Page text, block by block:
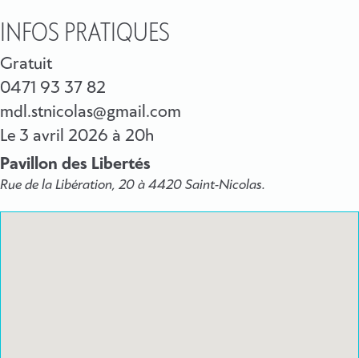
INFOS PRATIQUES
Gratuit
0471 93 37 82
mdl.stnicolas@gmail.com
Le 3 avril 2026 à 20h
Pavillon des Libertés
Rue de la Libération, 20 à 4420 Saint-Nicolas.